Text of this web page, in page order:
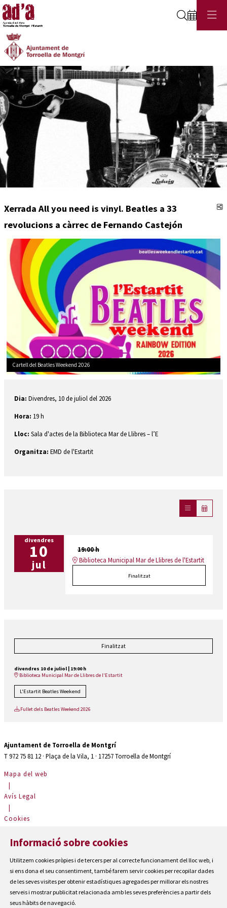
Cerca
Aquest és un carrusel automàtic. Usa les fletxes del teclat o el botó pausa per
Diapositiva 1
Diapositiva 1
Xerrada All you need is vinyl. Beatles a 33
revolucions a càrrec de Fernando Castejón
Cartell del Beatles Weekend 2026
Dia: Divendres, 10 de juliol del 2026
Hora: 19 h
Lloc: Sala d'actes de la Biblioteca Mar de Llibres – l’E
Organitza: EMD de l'Estartit
divendres
10
jul
19:00 h
Biblioteca Municipal Mar de Llibres de l'Estartit
Finalitzat
Finalitzat
divendres 10 de juliol
19:00 h
Biblioteca Municipal Mar de Llibres de l'Estartit
L'Estartit Beatles Weekend
Fullet dels Beatles Weekend 2026
Ajuntament de Torroella de Montgrí
T 972 75 81 12 · Plaça de la Vila, 1 · 17257 Torroella de Montgrí
Mapa del web
|
Avís Legal
|
Cookies
Contactar
Accessibilitat
Informació sobre cookies
Utilitzem cookies pròpies i de tercers per al correcte funcionament del lloc web, i
si ens dona el seu consentiment, també farem servir cookies per recopilar dades
de les seves visites per obtenir estadístiques agregades per millorar els nostres
serveis i mostrar publicitat relacionada amb les seves preferències a partir dels
seus hàbits de navegació.